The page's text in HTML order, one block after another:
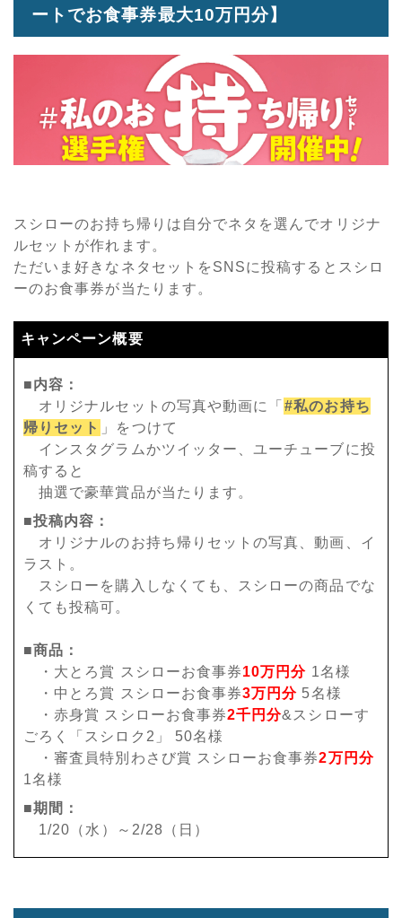
ートでお食事券最大10万円分】
スシローのお持ち帰りは自分でネタを選んでオリジナ
ルセットが作れます。
ただいま好きなネタセットをSNSに投稿するとスシロ
ーのお食事券が当たります。
キャンペーン概要
■内容：
オリジナルセットの写真や動画に「 #私のお持ち
帰りセット
」をつけて
インスタグラムかツイッター、ユーチューブに投
稿すると
抽選で豪華賞品が当たります。
■投稿内容：
オリジナルのお持ち帰りセットの写真、動画、イ
ラスト。
スシローを購入しなくても、スシローの商品でな
くても投稿可。
■商品：
・大とろ賞 スシローお食事券10万円分 1名様
・中とろ賞 スシローお食事券3万円分 5名様
・赤身賞 スシローお食事券2千円分&スシローす
ごろく「スシロク2」 50名様
・審査員特別わさび賞 スシローお食事券2万円分
1名様
■期間：
1/20（水）～2/28（日）